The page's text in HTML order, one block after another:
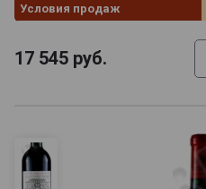
Условия продаж
17 545 руб.